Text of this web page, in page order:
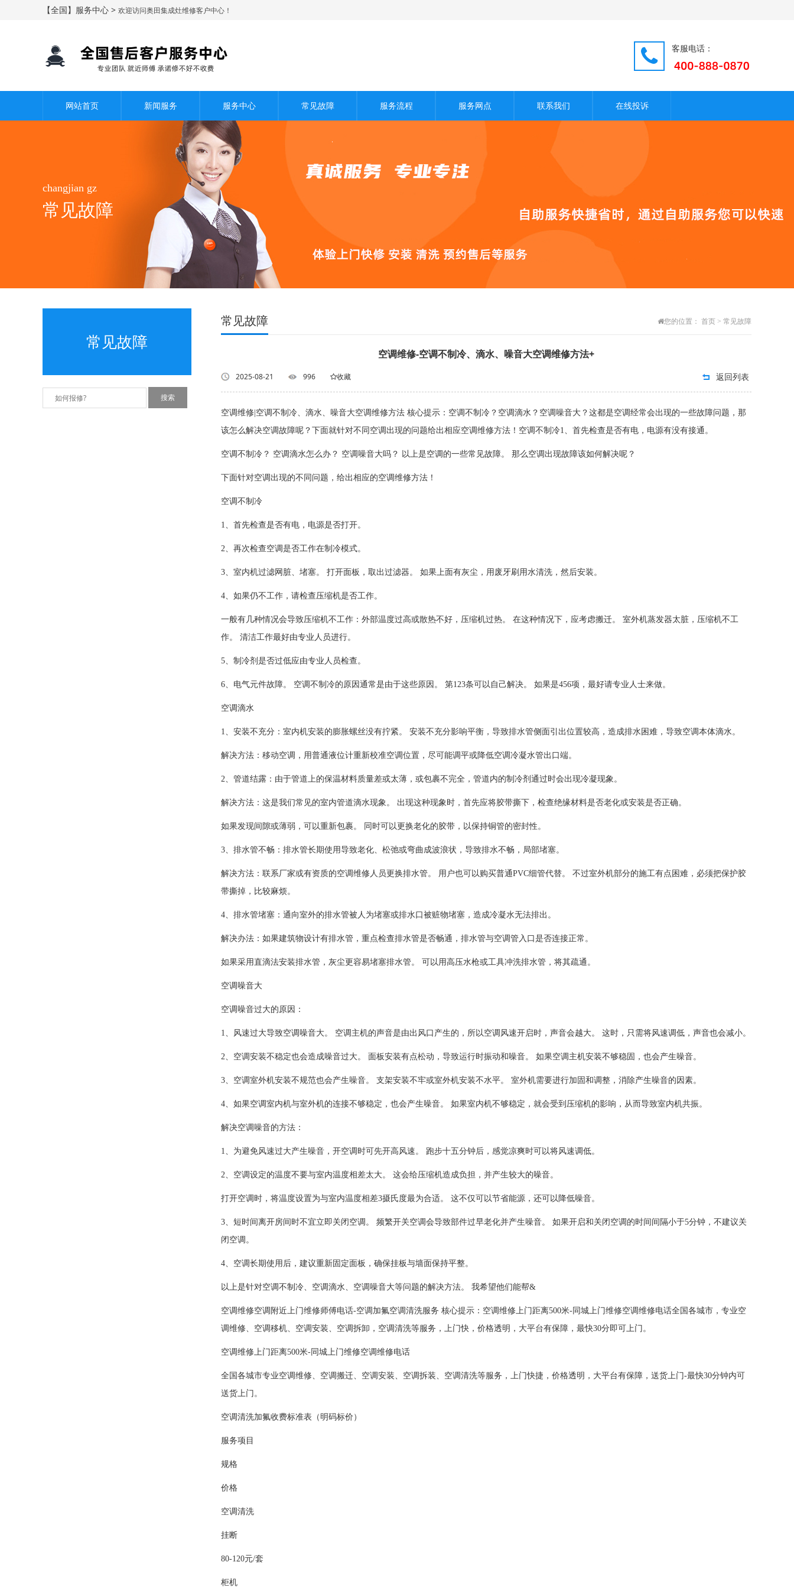
【全国】服务中心 > 欢迎访问奥田集成灶维修客户中心！
客服电话：
网站首页 新闻服务 服务中心 常见故障 服务流程 服务网点 联系我们 在线投诉
changjian gz
常见故障
常见故障
常见故障 您的位置： 首页 > 常见故障
空调维修-空调不制冷、滴水、噪音大空调维修方法+
2025-08-21 996 收藏 返回列表
空调维修|空调不制冷、滴水、噪音大空调维修方法 核心提示：空调不制冷？空调滴水？空调噪音大？这都是空调经常会出现的一些故障问题，那
该怎么解决空调故障呢？下面就针对不同空调出现的问题给出相应空调维修方法！空调不制冷1、首先检查是否有电，电源有没有接通。
空调不制冷？ 空调滴水怎么办？ 空调噪音大吗？ 以上是空调的一些常见故障。 那么空调出现故障该如何解决呢？
下面针对空调出现的不同问题，给出相应的空调维修方法！
空调不制冷
1、首先检查是否有电，电源是否打开。
2、再次检查空调是否工作在制冷模式。
3、室内机过滤网脏、堵塞。 打开面板，取出过滤器。 如果上面有灰尘，用废牙刷用水清洗，然后安装。
4、如果仍不工作，请检查压缩机是否工作。
一般有几种情况会导致压缩机不工作：外部温度过高或散热不好，压缩机过热。 在这种情况下，应考虑搬迁。 室外机蒸发器太脏，压缩机不工
作。 清洁工作最好由专业人员进行。
5、制冷剂是否过低应由专业人员检查。
6、电气元件故障。 空调不制冷的原因通常是由于这些原因。 第123条可以自己解决。 如果是456项，最好请专业人士来做。
空调滴水
1、安装不充分：室内机安装的膨胀螺丝没有拧紧。 安装不充分影响平衡，导致排水管侧面引出位置较高，造成排水困难，导致空调本体滴水。
解决方法：移动空调，用普通液位计重新校准空调位置，尽可能调平或降低空调冷凝水管出口端。
2、管道结露：由于管道上的保温材料质量差或太薄，或包裹不完全，管道内的制冷剂通过时会出现冷凝现象。
解决方法：这是我们常见的室内管道滴水现象。 出现这种现象时，首先应将胶带撕下，检查绝缘材料是否老化或安装是否正确。
如果发现间隙或薄弱，可以重新包裹。 同时可以更换老化的胶带，以保持铜管的密封性。
3、排水管不畅：排水管长期使用导致老化、松弛或弯曲成波浪状，导致排水不畅，局部堵塞。
解决方法：联系厂家或有资质的空调维修人员更换排水管。 用户也可以购买普通PVC细管代替。 不过室外机部分的施工有点困难，必须把保护胶
带撕掉，比较麻烦。
4、排水管堵塞：通向室外的排水管被人为堵塞或排水口被赃物堵塞，造成冷凝水无法排出。
解决办法：如果建筑物设计有排水管，重点检查排水管是否畅通，排水管与空调管入口是否连接正常。
如果采用直滴法安装排水管，灰尘更容易堵塞排水管。 可以用高压水枪或工具冲洗排水管，将其疏通。
空调噪音大
空调噪音过大的原因：
1、风速过大导致空调噪音大。 空调主机的声音是由出风口产生的，所以空调风速开启时，声音会越大。 这时，只需将风速调低，声音也会减小。
2、空调安装不稳定也会造成噪音过大。 面板安装有点松动，导致运行时振动和噪音。 如果空调主机安装不够稳固，也会产生噪音。
3、空调室外机安装不规范也会产生噪音。 支架安装不牢或室外机安装不水平。 室外机需要进行加固和调整，消除产生噪音的因素。
4、如果空调室内机与室外机的连接不够稳定，也会产生噪音。 如果室内机不够稳定，就会受到压缩机的影响，从而导致室内机共振。
解决空调噪音的方法：
1、为避免风速过大产生噪音，开空调时可先开高风速。 跑步十五分钟后，感觉凉爽时可以将风速调低。
2、空调设定的温度不要与室内温度相差太大。 这会给压缩机造成负担，并产生较大的噪音。
打开空调时，将温度设置为与室内温度相差3摄氏度最为合适。 这不仅可以节省能源，还可以降低噪音。
3、短时间离开房间时不宜立即关闭空调。 频繁开关空调会导致部件过早老化并产生噪音。 如果开启和关闭空调的时间间隔小于5分钟，不建议关
闭空调。
4、空调长期使用后，建议重新固定面板，确保挂板与墙面保持平整。
以上是针对空调不制冷、空调滴水、空调噪音大等问题的解决方法。 我希望他们能帮&
空调维修空调附近上门维修师傅电话-空调加氟空调清洗服务 核心提示：空调维修上门距离500米-同城上门维修空调维修电话全国各城市，专业空
调维修、空调移机、空调安装、空调拆卸，空调清洗等服务，上门快，价格透明，大平台有保障，最快30分即可上门。
空调维修上门距离500米-同城上门维修空调维修电话
全国各城市专业空调维修、空调搬迁、空调安装、空调拆装、空调清洗等服务，上门快捷，价格透明，大平台有保障，送货上门-最快30分钟内可
送货上门。
空调清洗加氟收费标准表（明码标价）
服务项目
规格
价格
空调清洗
挂断
80-120元/套
柜机